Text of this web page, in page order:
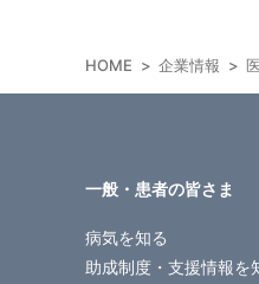
HOME 企業情報
一般・患者の皆さま
病気を知る
助成制度・支援情報を